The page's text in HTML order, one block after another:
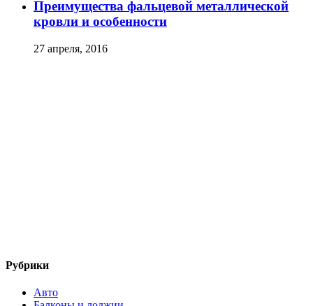
Преимущества фальцевой металлической
кровли и особенности
27 апреля, 2016
Рубрики
Авто